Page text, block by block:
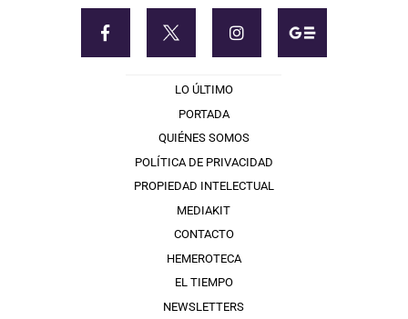
LO ÚLTIMO
PORTADA
QUIÉNES SOMOS
POLÍTICA DE PRIVACIDAD
PROPIEDAD INTELECTUAL
MEDIAKIT
CONTACTO
HEMEROTECA
EL TIEMPO
NEWSLETTERS